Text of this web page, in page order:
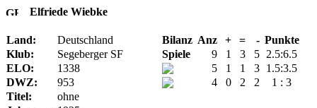
Elfriede Wiebke
Land: Deutschland Bilanz Anz + = - Punkte
Klub:
Segeberger SF Spiele 9 1 3 5 2.5:6.5
ELO:
1338 5 1 1 3 1.5:3.5
DWZ:
953 4 0 2 2
1 : 3
Titel:
ohne